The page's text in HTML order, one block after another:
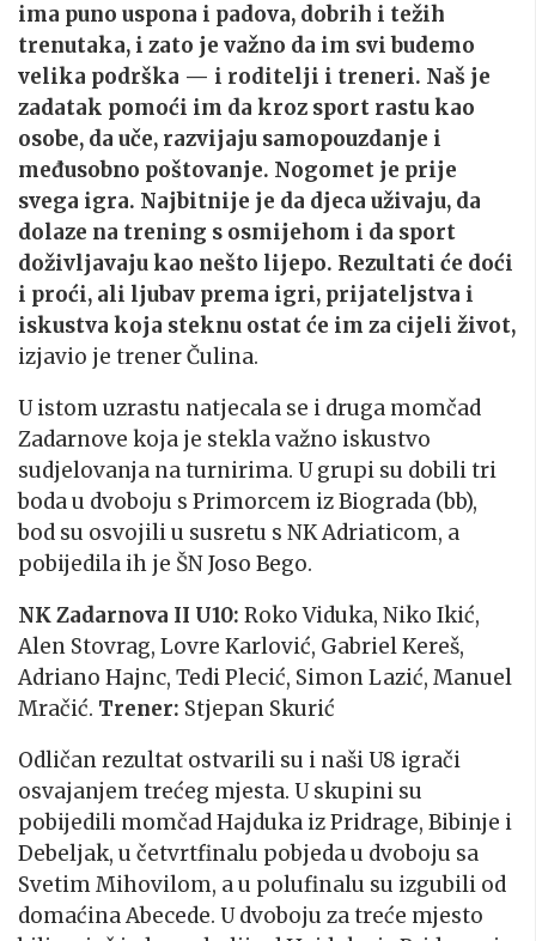
ima puno uspona i padova, dobrih i težih
trenutaka, i zato je važno da im svi budemo
velika podrška — i roditelji i treneri. Naš je
zadatak pomoći im da kroz sport rastu kao
osobe, da uče, razvijaju samopouzdanje i
međusobno poštovanje. Nogomet je prije
svega igra. Najbitnije je da djeca uživaju, da
dolaze na trening s osmijehom i da sport
doživljavaju kao nešto lijepo. Rezultati će doći
i proći, ali ljubav prema igri, prijateljstva i
iskustva koja steknu ostat će im za cijeli život,
izjavio je trener Čulina.
U istom uzrastu natjecala se i druga momčad
Zadarnove koja je stekla važno iskustvo
sudjelovanja na turnirima. U grupi su dobili tri
boda u dvoboju s Primorcem iz Biograda (bb),
bod su osvojili u susretu s NK Adriaticom, a
pobijedila ih je ŠN Joso Bego.
NK Zadarnova II U10: Roko Viduka, Niko Ikić,
Alen Stovrag, Lovre Karlović, Gabriel Kereš,
Adriano Hajnc, Tedi Plecić, Simon Lazić, Manuel
Mračić. Trener: Stjepan Skurić
Odličan rezultat ostvarili su i naši U8 igrači
osvajanjem trećeg mjesta. U skupini su
pobijedili momčad Hajduka iz Pridrage, Bibinje i
Debeljak, u četvrtfinalu pobjeda u dvoboju sa
Svetim Mihovilom, a u polufinalu su izgubili od
domaćina Abecede. U dvoboju za treće mjesto